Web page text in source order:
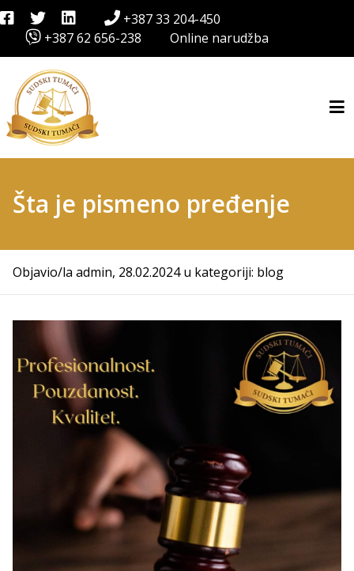
+387 33 204-450
+387 62 656-238
Online narudžba
Šta je pismeno pređenje
Objavio/la admin, 28.02.2024u kategoriji: blog